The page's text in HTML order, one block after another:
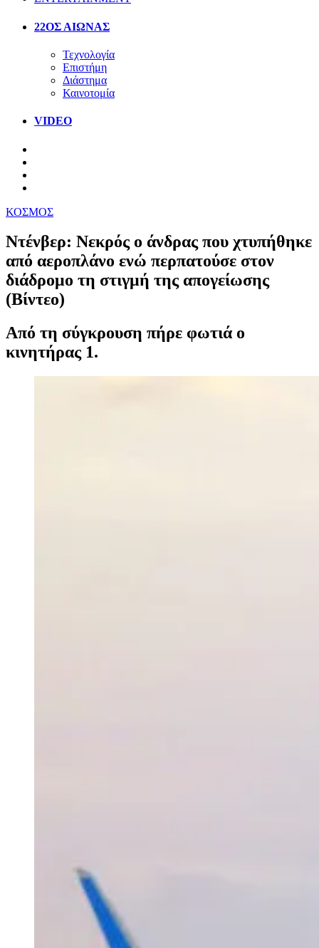
22ΟΣ ΑΙΩΝΑΣ
Τεχνολογία
Επιστήμη
Διάστημα
Καινοτομία
VIDEO
ΚΟΣΜΟΣ
Ντένβερ: Νεκρός ο άνδρας που χτυπήθηκε
από αεροπλάνο ενώ περπατούσε στον
διάδρομο τη στιγμή της απογείωσης
(Βίντεο)
Από τη σύγκρουση πήρε φωτιά ο
κινητήρας 1.